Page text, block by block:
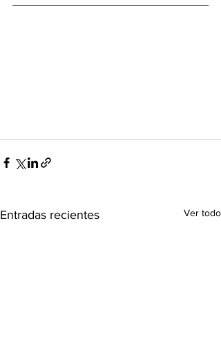
Entradas recientes Ver todo